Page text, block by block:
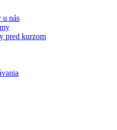
u nás
pred kurzom